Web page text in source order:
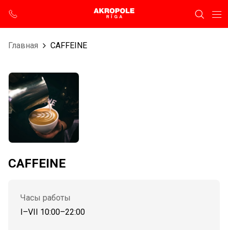
Главная CAFFEINE
CAFFEINE
Часы работы
I–VII 10:00–22:00